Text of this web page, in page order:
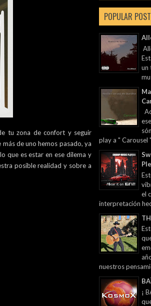
tu zona de confort y seguir
de uno hemos pasado, ya
que es estar en ese dilema y
posible realidad y sobre a
POPULAR
un
play a " Carousel
el
interpretación
nuestros
¡